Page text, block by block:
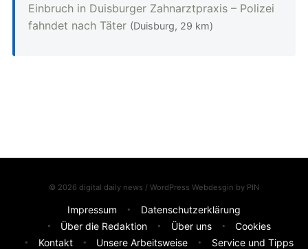
Einbruch in Duisburger Zahnarztpraxis – Polizei
fahndet nach Täter (Duisburg, 29 km)
© 2026 digital daily news / WordPress Webdesgin by PIN
Impressum
Datenschutzerklärung
Über die Redaktion
Über uns
Cookies
Kontakt
Unsere Arbeitsweise Service und Tipps